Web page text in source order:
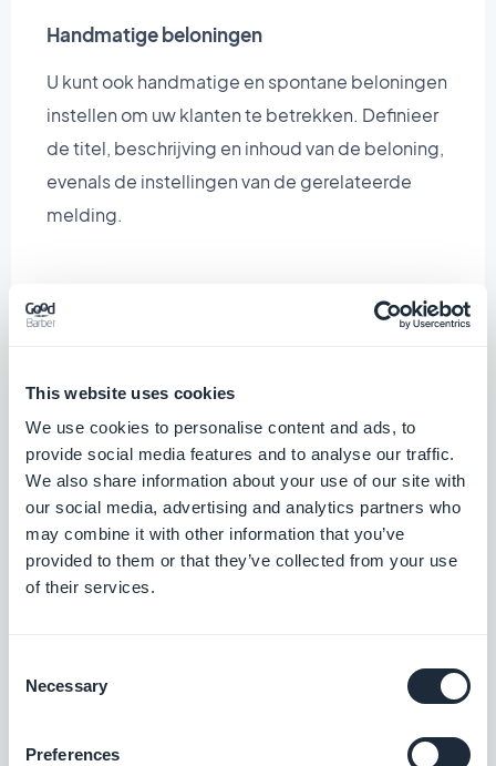
This website uses cookies
We use cookies to personalise content and ads, to
provide social media features and to analyse our traffic.
We also share information about your use of our site with
our social media, advertising and analytics partners who
may combine it with other information that you’ve
provided to them or that they’ve collected from your use
of their services.
Selection
Necessary
Preferences
Handmatige beloningen
U kunt ook handmatige en spontane beloningen
instellen om uw klanten te betrekken. Definieer
de titel, beschrijving en inhoud van de beloning,
evenals de instellingen van de gerelateerde
melding.
Het ontwerp aanpassen
een kleur of achtergrondafbeelding, pictogram
en tekstkleuren en lettertypen te selecteren.
Geldigheidsduur
Bepaal de geldigheidsperiode voor elk van uw
Gedetailleerde statistieken